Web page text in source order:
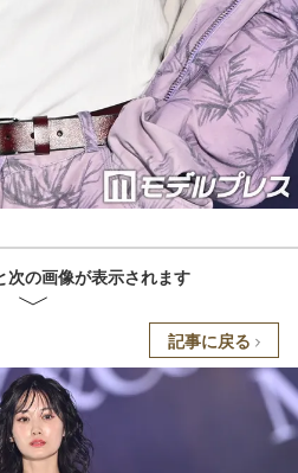
次の画像が表示されます
記事に戻る